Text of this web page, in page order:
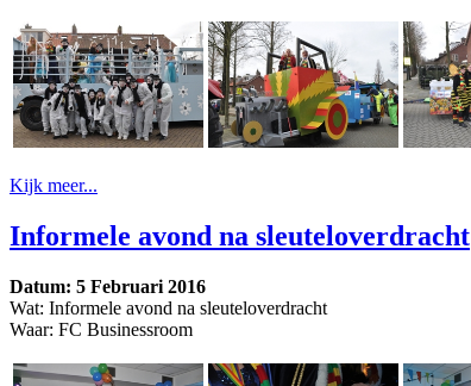
Kijk meer...
Informele avond na sleuteloverdracht
Datum: 5 Februari 2016
Wat: Informele avond na sleuteloverdracht
Waar: FC Businessroom